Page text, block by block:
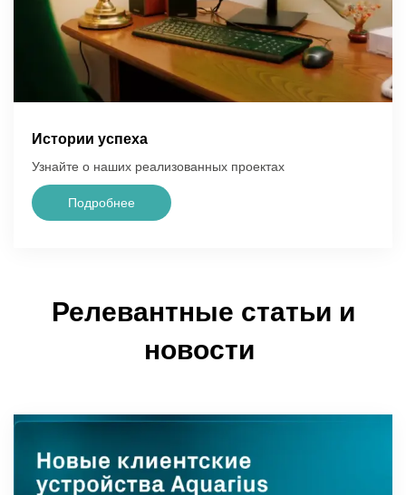
Истории успеха
Узнайте о наших реализованных проектах
Подробнее
Релевантные статьи и
новости